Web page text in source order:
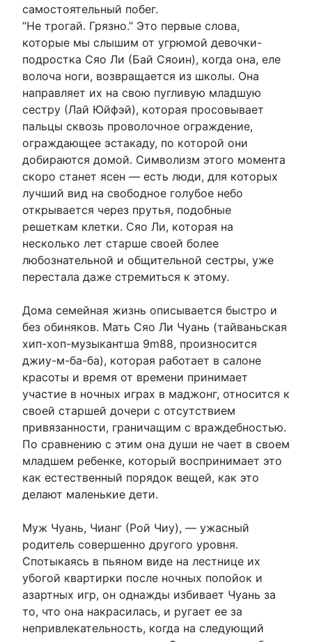
самостоятельный побег.
“Не трогай. Грязно.” Это первые слова,
которые мы слышим от угрюмой девочки-
подростка Сяо Ли (Бай Сяоин), когда она, еле
волоча ноги, возвращается из школы. Она
направляет их на свою пугливую младшую
сестру (Лай Юйфэй), которая просовывает
пальцы сквозь проволочное ограждение,
ограждающее эстакаду, по которой они
добираются домой. Символизм этого момента
скоро станет ясен — есть люди, для которых
лучший вид на свободное голубое небо
открывается через прутья, подобные
решеткам клетки. Сяо Ли, которая на
несколько лет старше своей более
любознательной и общительной сестры, уже
перестала даже стремиться к этому.
Дома семейная жизнь описывается быстро и
без обиняков. Мать Сяо Ли Чуань (тайваньская
хип-хоп-музыкантша 9m88, произносится
джиу-м-ба-ба), которая работает в салоне
красоты и время от времени принимает
участие в ночных играх в маджонг, относится к
своей старшей дочери с отсутствием
привязанности, граничащим с враждебностью.
По сравнению с этим она души не чает в своем
младшем ребенке, который воспринимает это
как естественный порядок вещей, как это
делают маленькие дети.
Муж Чуань, Чианг (Рой Чиу), — ужасный
родитель совершенно другого уровня.
Спотыкаясь в пьяном виде на лестнице их
убогой квартирки после ночных попойок и
азартных игр, он однажды избивает Чуань за
то, что она накрасилась, и ругает ее за
непривлекательность, когда на следующий